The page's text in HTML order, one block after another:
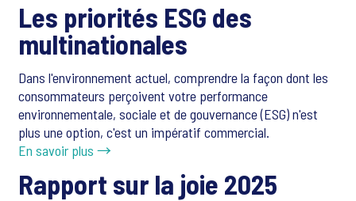
Les priorités ESG des
multinationales
Dans l'environnement actuel, comprendre la façon dont les
consommateurs perçoivent votre performance
environnementale, sociale et de gouvernance (ESG) n'est
plus une option, c'est un impératif commercial.
En savoir plus →
Rapport sur la joie 2025